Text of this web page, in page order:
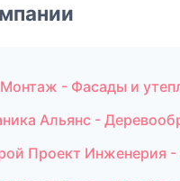
- Фасады и
Альянс -
Проект Инженерия